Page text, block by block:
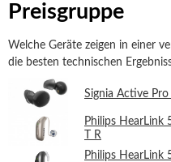
Preisgruppe
Welche Geräte zeigen in einer
die besten technischen
Signia Active Pro
Philips HearLink
T R
Philips HearLink